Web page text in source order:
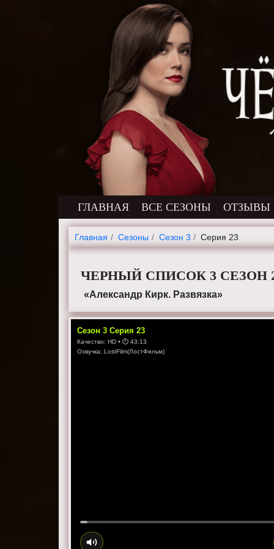
ГЛАВНАЯ ВСЕ СЕЗОНЫ ОТЗЫВЫ
Главная Cезоны Сезон 3 Серия 23
ЧЕРНЫЙ СПИСОК 3 СЕЗОН
«Александр Кирк. Развязка»
Сезон3 Серия23
Качество:HD • ⏱43:13
Озвучка:LostFilm(ЛостФильм)